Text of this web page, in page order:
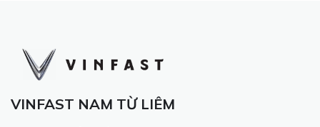
VINFAST NAM TỪ LIÊM